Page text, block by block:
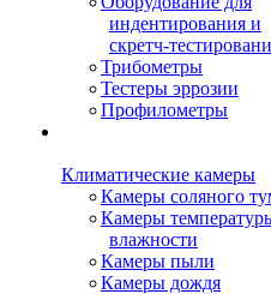
индентирования и
скретч-
Трибометры
Тестеры эррозии
Профилометры
Климатические камеры
Камеры соляного
Камеры
влажности
Камеры пыли
Камеры дождя